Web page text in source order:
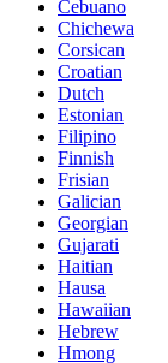
Cebuano
Chichewa
Corsican
Croatian
Dutch
Estonian
Filipino
Finnish
Frisian
Galician
Georgian
Gujarati
Haitian
Hausa
Hawaiian
Hebrew
Hmong